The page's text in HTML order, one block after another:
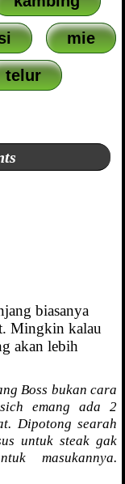
mie
telur
biasanya
Mingkin kalau
akan lebih
Boss bukan cara
emang ada 2
Dipotong searah
untuk steak gak
masukannya.